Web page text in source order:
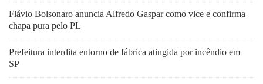
Flávio Bolsonaro anuncia Alfredo Gaspar como vice e confirma
chapa pura pelo PL
Prefeitura interdita entorno de fábrica atingida por incêndio em
SP